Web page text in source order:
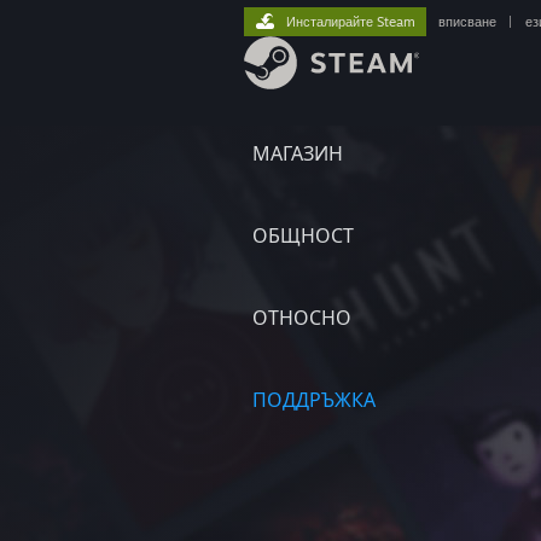
МАГАЗИН
ОБЩНОСТ
ОТНОСНО
ПОДДРЪЖКА
Инсталирайте Steam вписване